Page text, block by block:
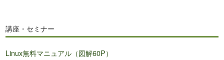
講座・セミナー
Linux無料マニュアル（図解60P）